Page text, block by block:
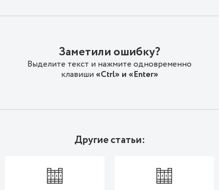
Заметили ошибку?
Выделите текст и нажмите одновременно
клавиши«Ctrl» и «Enter»
Другие статьи: